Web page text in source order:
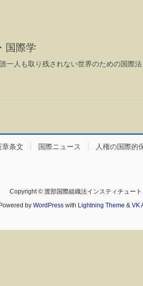
国際学
人も取り残されない世界のための国際法
章条文 国際ニュース 人権の国際的
Copyright © 渡部国際組織法インスティチュー
Powered by WordPresswith Lightning Theme & VK